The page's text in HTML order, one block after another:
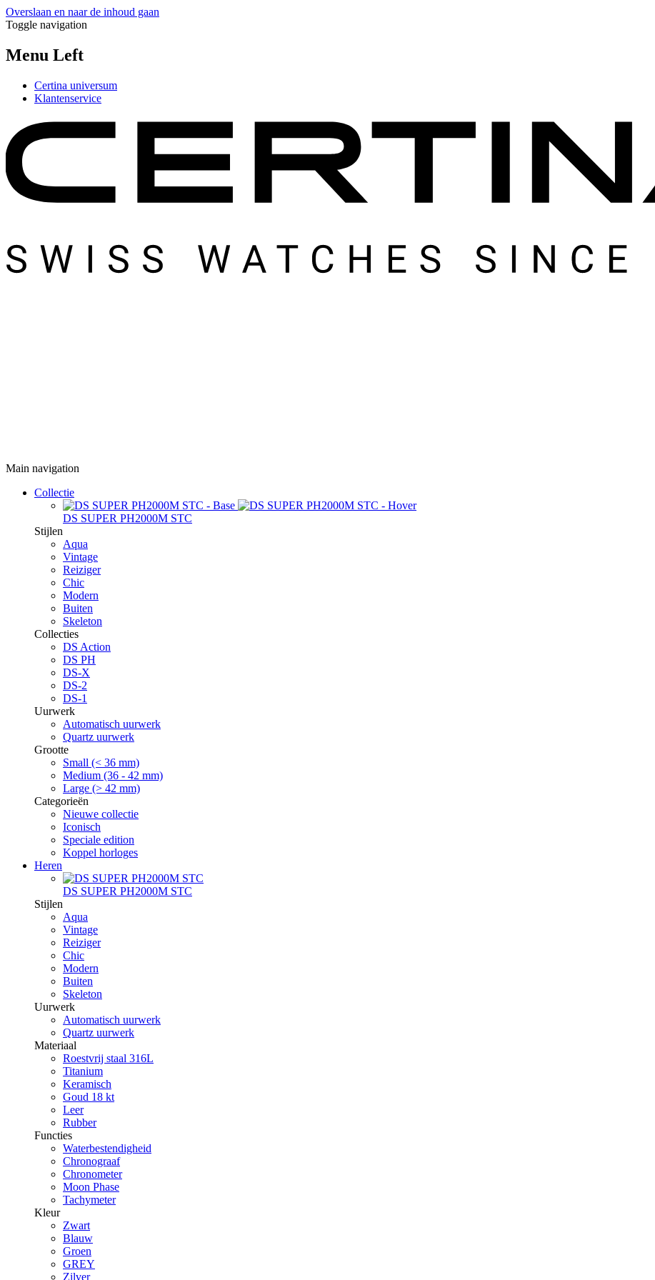
Overslaan en naar de inhoud gaan
Toggle navigation
Menu Left
Certina universum
Klantenservice
Main navigation
Collectie
DS SUPER PH2000M STC
Stijlen
Aqua
Vintage
Reiziger
Chic
Modern
Buiten
Skeleton
Collecties
DS Action
DS PH
DS-X
DS-2
DS-1
Uurwerk
Automatisch uurwerk
Quartz uurwerk
Grootte
Small (< 36 mm)
Medium (36 - 42 mm)
Large (> 42 mm)
Categorieën
Nieuwe collectie
Iconisch
Speciale edition
Koppel horloges
Heren
DS SUPER PH2000M STC
Stijlen
Aqua
Vintage
Reiziger
Chic
Modern
Buiten
Skeleton
Uurwerk
Automatisch uurwerk
Quartz uurwerk
Materiaal
Roestvrij staal 316L
Titanium
Keramisch
Goud 18 kt
Leer
Rubber
Functies
Waterbestendigheid
Chronograaf
Chronometer
Moon Phase
Tachymeter
Kleur
Zwart
Blauw
Groen
GREY
Zilver